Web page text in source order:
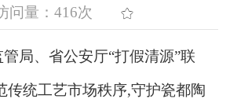
问量： 416次
局、省公安厅“打假清源”联
传统工艺市场秩序,守护瓷都陶